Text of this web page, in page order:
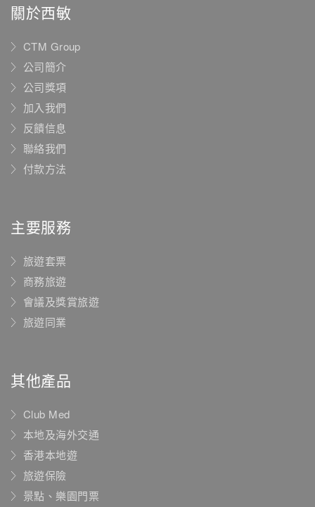
關於西敏
CTM Group
公司簡介
公司獎項
加入我們
反饋信息
聯絡我們
付款方法
主要服務
旅遊套票
商務旅遊
會議及獎賞旅遊
旅遊同業
其他產品
Club Med
本地及海外交通
香港本地遊
旅遊保險
景點、樂園門票